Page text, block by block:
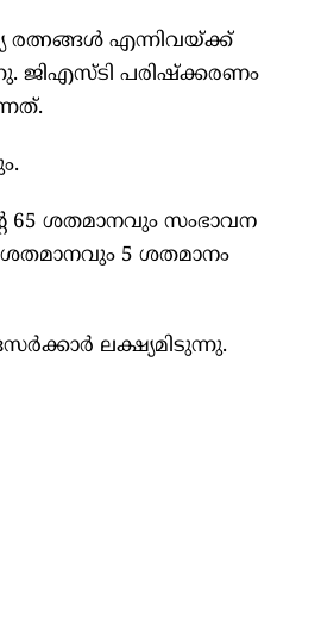
രത്നങ്ങള്‍ എന്നിവയ്ക്ക്
ജിഎസ്ടി പരിഷ്‌ക്കരണം
65 ശതമാനവും സംഭാവന
ശതമാനവും 5 ശതമാനം
ലക്ഷ്യമിടുന്നു.